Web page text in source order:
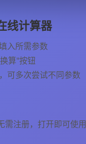
线计算器
入所需参数
算"按钮
可多次尝试不同参数
需注册，打开即可使